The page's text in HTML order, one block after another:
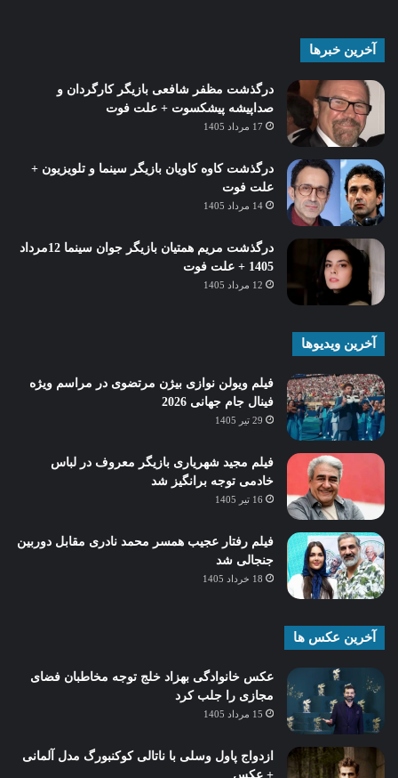
آخرین خبرها
درگذشت مظفر شافعی بازیگر کارگردان و
صداپیشه پیشکسوت + علت فوت
17 مرداد 1405
درگذشت کاوه کاویان بازیگر سینما و تلویزیون +
علت فوت
14 مرداد 1405
درگذشت مریم همتیان بازیگر جوان سینما 12مرداد
1405 + علت فوت
12 مرداد 1405
آخرین ویدیوها
فیلم ویولن نوازی بیژن مرتضوی در مراسم ویژه
فینال جام جهانی 2026
29 تیر 1405
فیلم مجید شهریاری بازیگر معروف در لباس
خادمی توجه برانگیز شد
16 تیر 1405
فیلم رفتار عجیب همسر محمد نادری مقابل دوربین
جنجالی شد
18 خرداد 1405
آخرین عکس ها
عکس خانوادگی بهزاد خلج توجه مخاطبان فضای
مجازی را جلب کرد
15 مرداد 1405
ازدواج پاول وسلی با ناتالی کوکنبورگ مدل آلمانی
+ عکس